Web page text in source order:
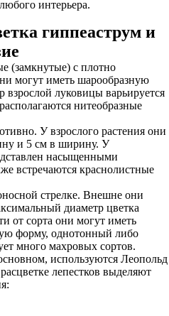
интерьера.
гиппеаструм и
(замкнутые) с плотно
могут иметь шарообразную
луковицы варьируется
нитеобразные
У взрослого растения они
и 5 см в ширину. У
насыщенными
встречаются краснолистные
стрелке. Внешне они
диаметр цветка
от сорта они могут иметь
форму, однотонный либо
много махровых сортов.
используются Леопольд
лепестков выделяют